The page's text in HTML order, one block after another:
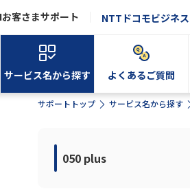
お客さまサポート NTTドコモビジネ
サービス名から探す よくあるご質問
サポートトップ サービス名から探す
050 plus